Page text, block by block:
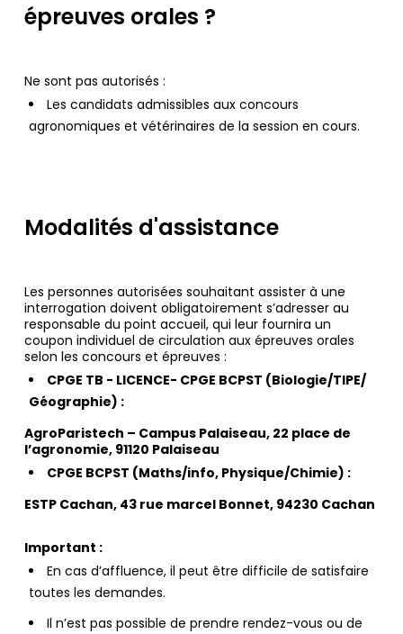
épreuves orales ?
Ne sont pas autorisés :
Les candidats admissibles aux concours
agronomiques et vétérinaires de la session en cours.
Modalités d'assistance
Les personnes autorisées souhaitant assister à une
interrogation doivent obligatoirement s’adresser au
responsable du point accueil, qui leur fournira un
coupon individuel de circulation aux épreuves orales
selon les concours et épreuves :
CPGE TB - LICENCE- CPGE BCPST (Biologie/TIPE/
Géographie) :
AgroParistech – Campus Palaiseau, 22 place de
l’agronomie, 91120 Palaiseau
CPGE BCPST (Maths/info, Physique/Chimie) :
ESTP Cachan, 43 rue marcel Bonnet, 94230 Cachan
Important :
En cas d’affluence, il peut être difficile de satisfaire
toutes les demandes.
Il n’est pas possible de prendre rendez-vous ou de